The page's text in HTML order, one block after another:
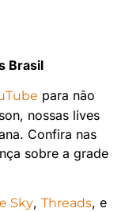
Brasil
para não
nossas lives
Confira nas
sobre a grade
Sky, Threads, e